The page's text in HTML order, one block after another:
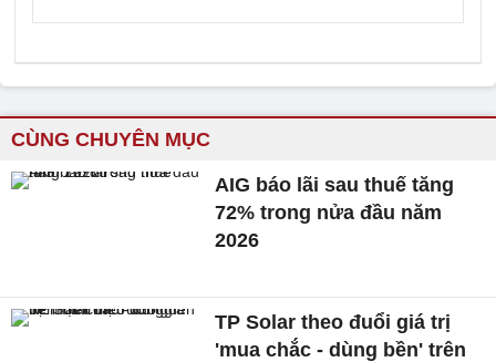
CÙNG CHUYÊN MỤC
AIG báo lãi sau thuế tăng
72% trong nửa đầu năm
2026
TP Solar theo đuổi giá trị
'mua chắc - dùng bền' trên